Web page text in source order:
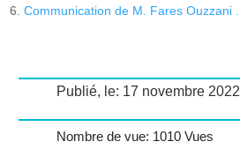
Communication de M. Fares Ouzzani .
Publié, le: 17 novembre 2022
Nombre de vue: 1010 Vues